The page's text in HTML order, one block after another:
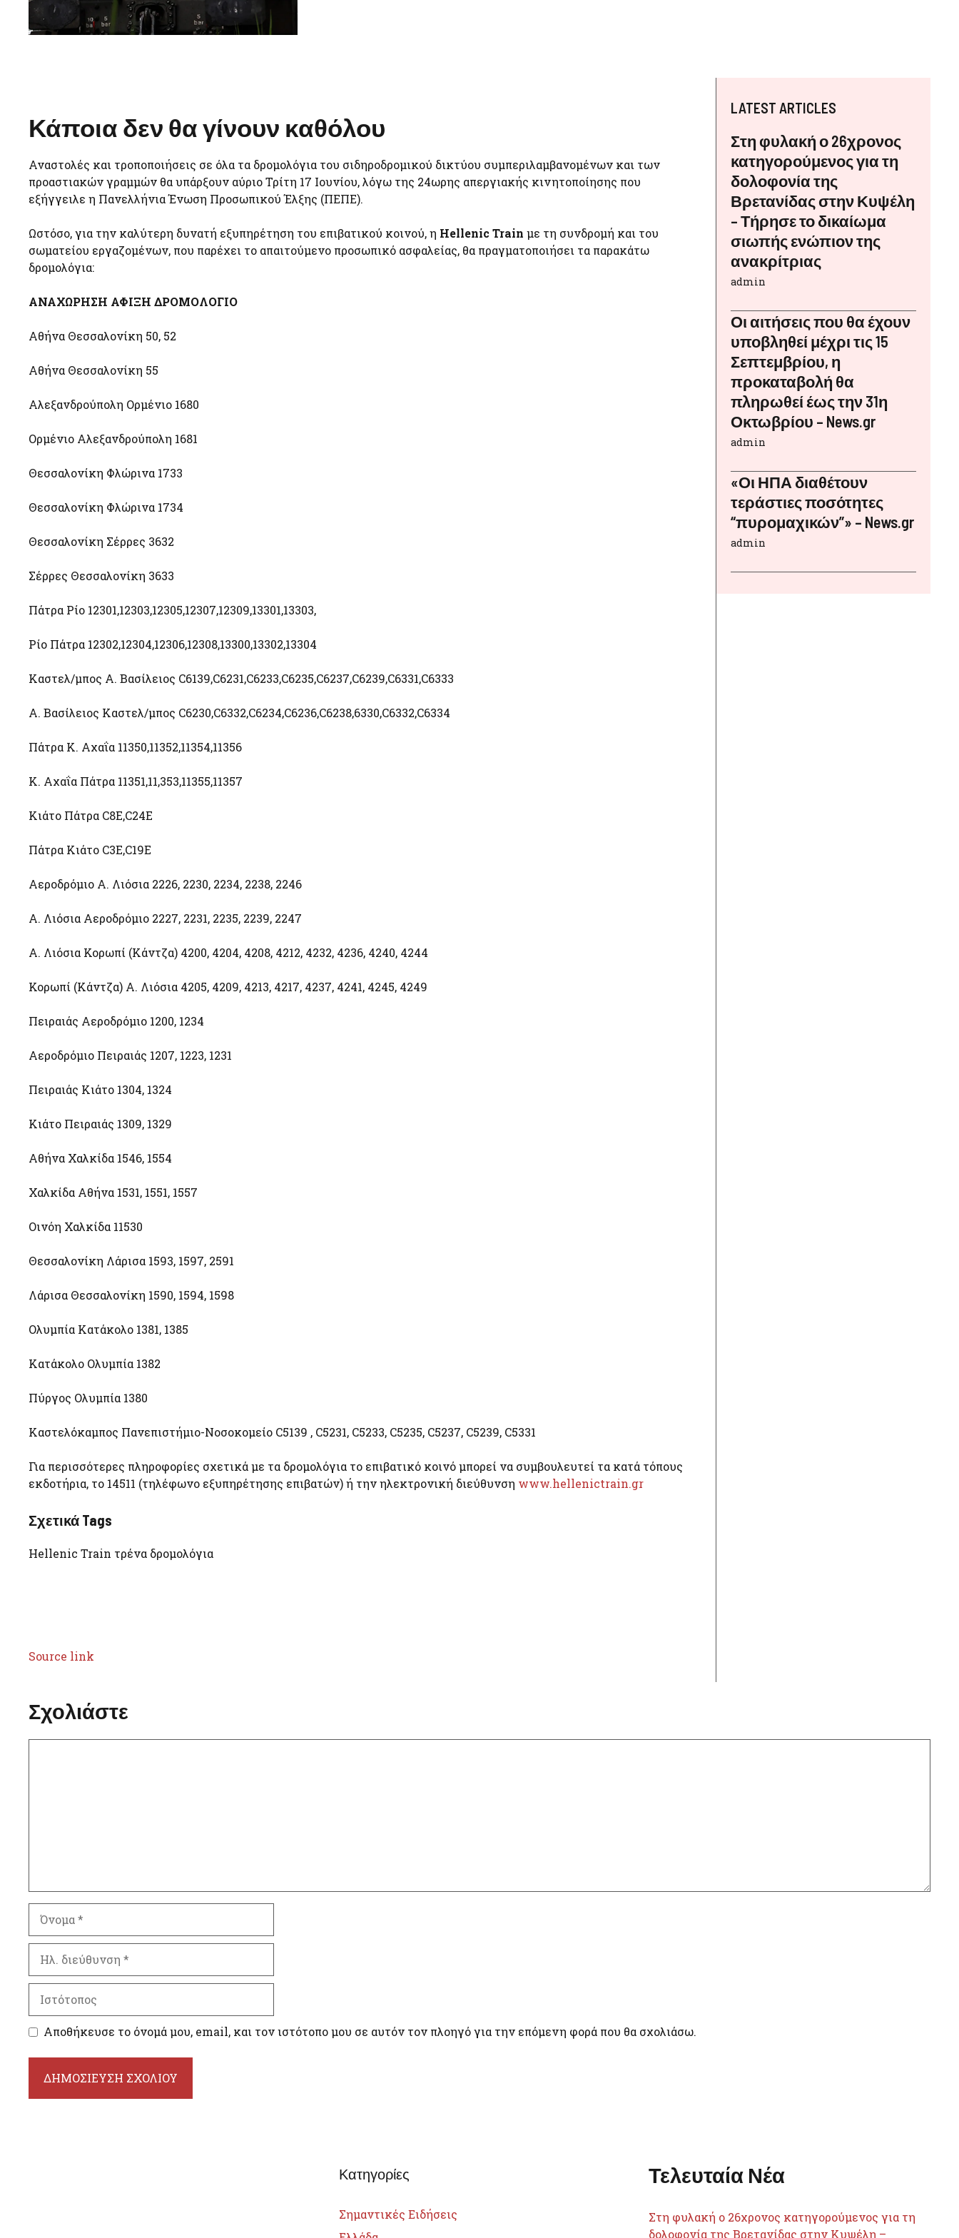
Κάποια δεν θα γίνουν καθόλου
Αναστολές και τροποποιήσεις σε όλα τα δρομολόγια του σιδηροδρομικού δικτύου συμπεριλαμβανομένων και των
προαστιακών γραμμών θα υπάρξουν αύριο Τρίτη 17 Ιουνίου, λόγω της 24ωρης απεργιακής κινητοποίησης που
εξήγγειλε η Πανελλήνια Ένωση Προσωπικού Έλξης (ΠΕΠΕ).
Ωστόσο, για την καλύτερη δυνατή εξυπηρέτηση του επιβατικού κοινού, η Hellenic Train με τη συνδρομή και του
σωματείου εργαζομένων, που παρέχει το απαιτούμενο προσωπικό ασφαλείας, θα πραγματοποιήσει τα παρακάτω
δρομολόγια:
ΑΝΑΧΩΡΗΣΗ ΑΦΙΞΗ ΔΡΟΜΟΛΟΓΙΟ
Αθήνα Θεσσαλονίκη 50, 52
Αθήνα Θεσσαλονίκη 55
Αλεξανδρούπολη Ορμένιο 1680
Ορμένιο Αλεξανδρούπολη 1681
Θεσσαλονίκη Φλώρινα 1733
Θεσσαλονίκη Φλώρινα 1734
Θεσσαλονίκη Σέρρες 3632
Σέρρες Θεσσαλονίκη 3633
Πάτρα Ρίο 12301,12303,12305,12307,12309,13301,13303,
Ρίο Πάτρα 12302,12304,12306,12308,13300,13302,13304
Καστελ/μπος Α. Βασίλειος C6139,C6231,C6233,C6235,C6237,C6239,C6331,C6333
Α. Βασίλειος Καστελ/μπος C6230,C6332,C6234,C6236,C6238,6330,C6332,C6334
Πάτρα Κ. Αχαΐα 11350,11352,11354,11356
Κ. Αχαΐα Πάτρα 11351,11,353,11355,11357
Κιάτο Πάτρα C8E,C24E
Πάτρα Κιάτο C3E,C19E
Αεροδρόμιο Α. Λιόσια 2226, 2230, 2234, 2238, 2246
Α. Λιόσια Αεροδρόμιο 2227, 2231, 2235, 2239, 2247
Α. Λιόσια Κορωπί (Κάντζα) 4200, 4204, 4208, 4212, 4232, 4236, 4240, 4244
Κορωπί (Κάντζα) Α. Λιόσια 4205, 4209, 4213, 4217, 4237, 4241, 4245, 4249
Πειραιάς Αεροδρόμιο 1200, 1234
Αεροδρόμιο Πειραιάς 1207, 1223, 1231
Πειραιάς Κιάτο 1304, 1324
Κιάτο Πειραιάς 1309, 1329
Αθήνα Χαλκίδα 1546, 1554
Χαλκίδα Αθήνα 1531, 1551, 1557
Οινόη Χαλκίδα 11530
Θεσσαλονίκη Λάρισα 1593, 1597, 2591
Λάρισα Θεσσαλονίκη 1590, 1594, 1598
Ολυμπία Κατάκολο 1381, 1385
Κατάκολο Ολυμπία 1382
Πύργος Ολυμπία 1380
Καστελόκαμπος Πανεπιστήμιο-Νοσοκομείο C5139 , C5231, C5233, C5235, C5237, C5239, C5331
Για περισσότερες πληροφορίες σχετικά με τα δρομολόγια το επιβατικό κοινό μπορεί να συμβουλευτεί τα κατά τόπους
εκδοτήρια, το 14511 (τηλέφωνο εξυπηρέτησης επιβατών) ή την ηλεκτρονική διεύθυνση www.hellenictrain.gr
Σχετικά Tags
Hellenic Train τρένα δρομολόγια
Source link
LATEST ARTICLES
Στη φυλακή ο 26χρονος
κατηγορούμενος για τη
δολοφονία της
Βρετανίδας στην Κυψέλη
– Τήρησε το δικαίωμα
σιωπής ενώπιον της
ανακρίτριας
admin
Οι αιτήσεις που θα έχουν
υποβληθεί μέχρι τις 15
Σεπτεμβρίου, η
προκαταβολή θα
πληρωθεί έως την 31η
Οκτωβρίου – News.gr
admin
«Οι ΗΠΑ διαθέτουν
τεράστιες ποσότητες
“πυρομαχικών”» – News.gr
admin
Σχολιάστε
Όνομα
διεύθυνση
Ιστότοπος
Αποθήκευσε το όνομά μου, email, και τον ιστότοπο μου σε αυτόν τον πλοηγό για την επόμενη φορά που θα σχολιάσω.
Κατηγορίες
Σημαντικές Ειδήσεις
Τελευταία Νέα
Στη φυλακή ο 26χρονος κατηγορούμενος για τη
δολοφονία της Βρετανίδας στην Κυψέλη –